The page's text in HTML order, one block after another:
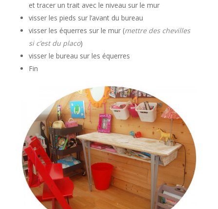
et tracer un trait avec le niveau sur le mur
visser les pieds sur l’avant du bureau
visser les équerres sur le mur (mettre des chevilles
si c’est du placo)
visser le bureau sur les équerres
Fin